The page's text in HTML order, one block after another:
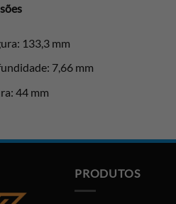
133,3 mm
7,66 mm
44 mm
PRODUTOS